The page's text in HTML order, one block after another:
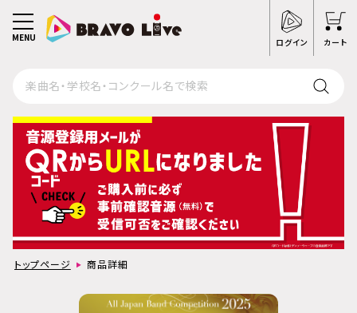
ログイン カート
MENU
トップページ 商品詳細